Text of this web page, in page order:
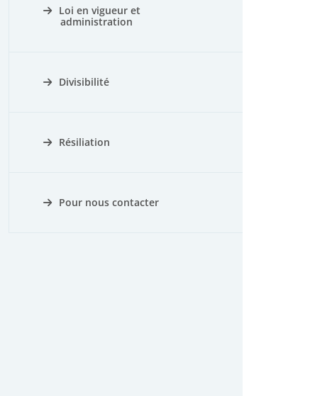
Loi en vigueur et
administration
Divisibilité
Résiliation
Pour nous contacter